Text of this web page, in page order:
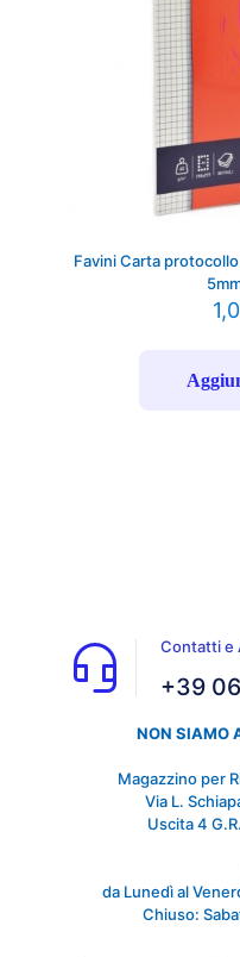
Favini Carta
Contatti e
+39
NON SIAMO
Magazzino per
Via L.
Uscita 4
da Lunedì al
Chiuso: